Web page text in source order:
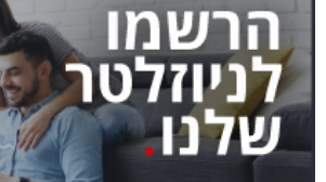
ולימודים
מינויים
רייטינג
רכב